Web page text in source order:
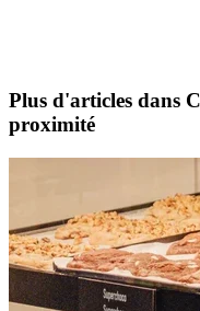
Plus d'articles dans
proximité